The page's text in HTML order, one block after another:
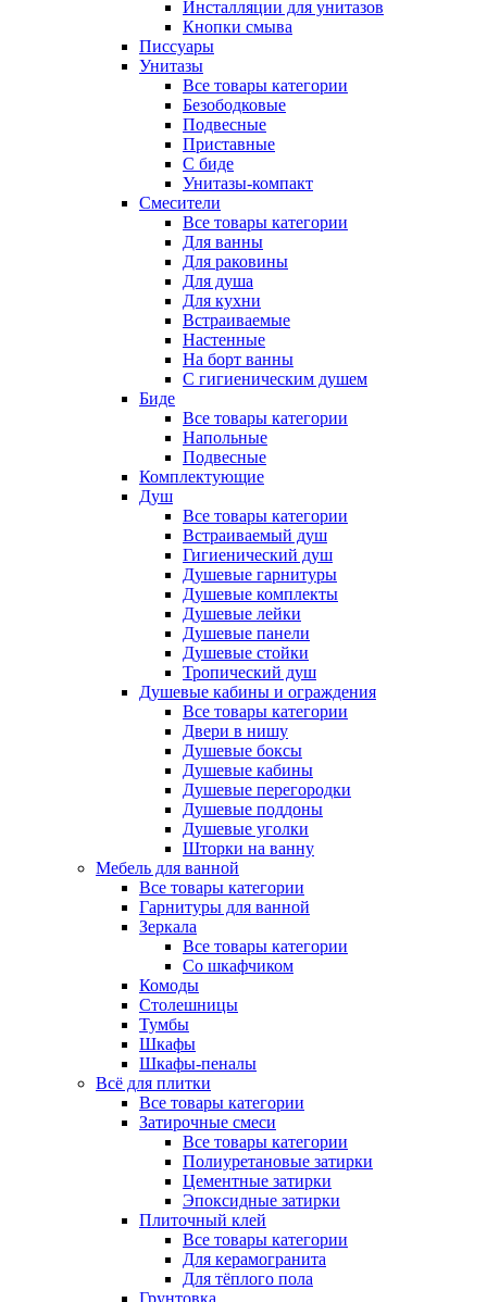
Инсталляции для унитазов
Кнопки смыва
Писсуары
Унитазы
Все товары категории
Безободковые
Подвесные
Приставные
С биде
Унитазы-компакт
Смесители
Все товары категории
Для ванны
Для раковины
Для душа
Для кухни
Встраиваемые
Настенные
На борт ванны
С гигиеническим душем
Биде
Все товары категории
Напольные
Подвесные
Комплектующие
Душ
Все товары категории
Встраиваемый душ
Гигиенический душ
Душевые гарнитуры
Душевые комплекты
Душевые лейки
Душевые панели
Душевые стойки
Тропический душ
Душевые кабины и ограждения
Все товары категории
Двери в нишу
Душевые боксы
Душевые кабины
Душевые перегородки
Душевые поддоны
Душевые уголки
Шторки на ванну
Мебель для ванной
Все товары категории
Гарнитуры для ванной
Зеркала
Все товары категории
Со шкафчиком
Комоды
Столешницы
Тумбы
Шкафы
Шкафы-пеналы
Всё для плитки
Все товары категории
Затирочные смеси
Все товары категории
Полиуретановые затирки
Цементные затирки
Эпоксидные затирки
Плиточный клей
Все товары категории
Для керамогранита
Для тёплого пола
Грунтовка